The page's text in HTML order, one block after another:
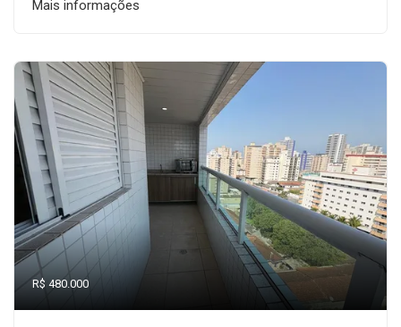
Mais informações
R$ 480.000